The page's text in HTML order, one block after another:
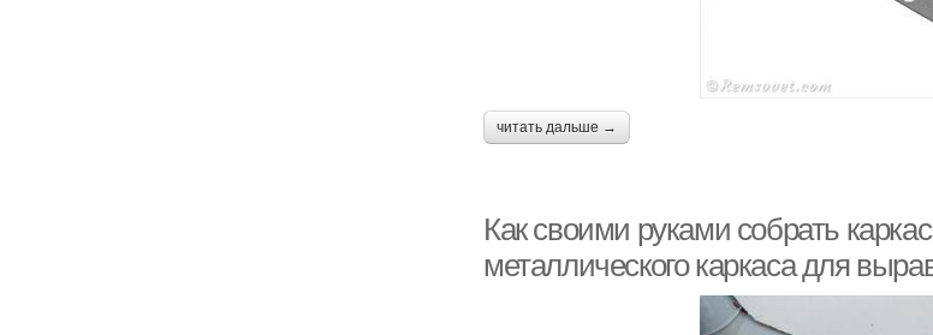
читать дальше →
Как своими руками собрать
металлического каркаса для